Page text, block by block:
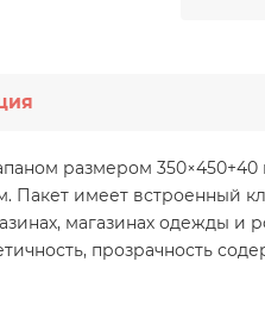
размером
имеет встроенный
магазинах одежды
прозрачность